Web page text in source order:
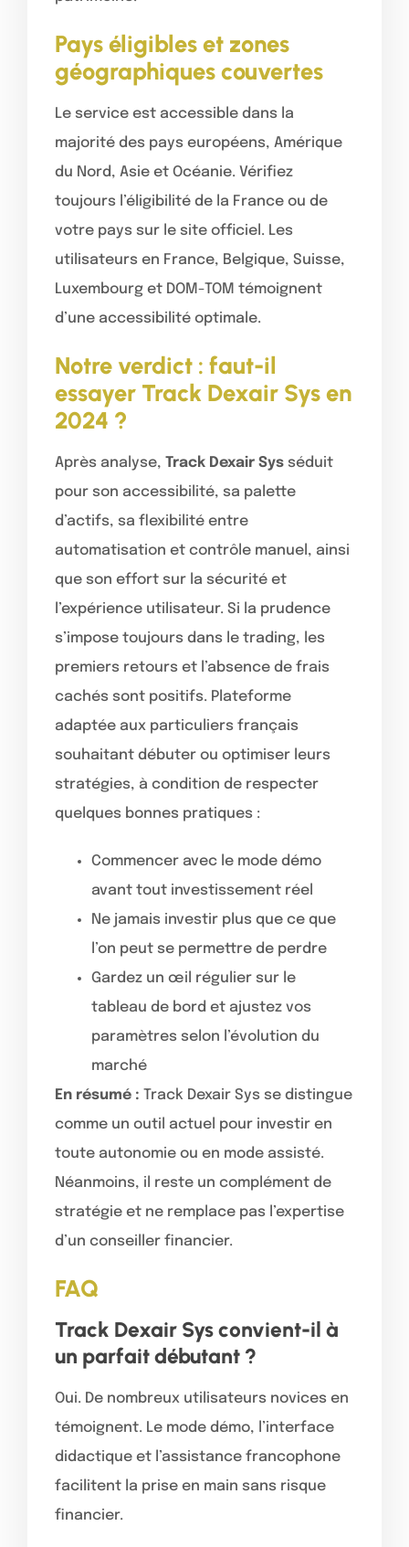
Pays éligibles et zones
géographiques couvertes
Le service est accessible dans la
majorité des pays européens, Amérique
du Nord, Asie et Océanie. Vérifiez
toujours l’éligibilité de la France ou de
votre pays sur le site officiel. Les
utilisateurs en France, Belgique, Suisse,
Luxembourg et DOM-TOM témoignent
d’une accessibilité optimale.
Notre verdict : faut-il
essayer Track Dexair Sys en
2024 ?
Après analyse, Track Dexair Sys séduit
pour son accessibilité, sa palette
d’actifs, sa flexibilité entre
automatisation et contrôle manuel, ainsi
que son effort sur la sécurité et
l’expérience utilisateur. Si la prudence
s’impose toujours dans le trading, les
premiers retours et l’absence de frais
cachés sont positifs. Plateforme
adaptée aux particuliers français
souhaitant débuter ou optimiser leurs
stratégies, à condition de respecter
quelques bonnes pratiques :
Commencer avec le mode démo
avant tout investissement réel
Ne jamais investir plus que ce que
l’on peut se permettre de perdre
Gardez un œil régulier sur le
tableau de bord et ajustez vos
paramètres selon l’évolution du
marché
En résumé : Track Dexair Sys se distingue
comme un outil actuel pour investir en
toute autonomie ou en mode assisté.
Néanmoins, il reste un complément de
stratégie et ne remplace pas l’expertise
d’un conseiller financier.
FAQ
Track Dexair Sys convient-il à
un parfait débutant ?
Oui. De nombreux utilisateurs novices en
témoignent. Le mode démo, l’interface
didactique et l’assistance francophone
facilitent la prise en main sans risque
financier.